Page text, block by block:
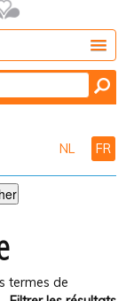
NL FR
termes de